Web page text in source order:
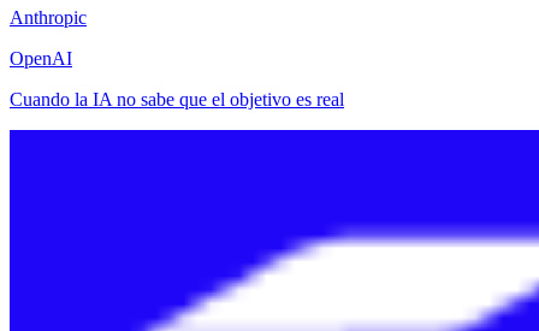
Anthropic
OpenAI
Cuando la IA no sabe que el objetivo es real